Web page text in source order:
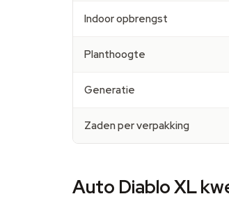
Indoor opbrengst
Planthoogte
Generatie
Zaden per verpakking
Auto Diablo XL